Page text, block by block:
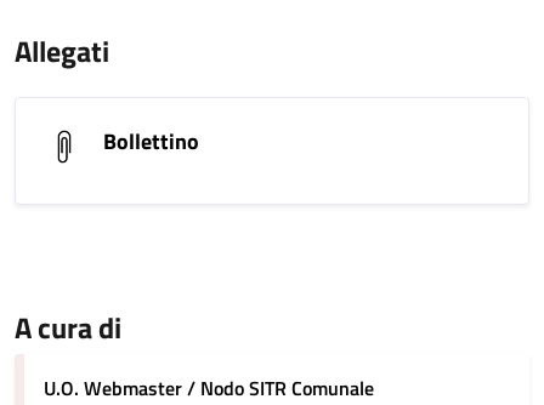
Allegati
Bollettino
A cura di
U.O. Webmaster / Nodo SITR Comunale